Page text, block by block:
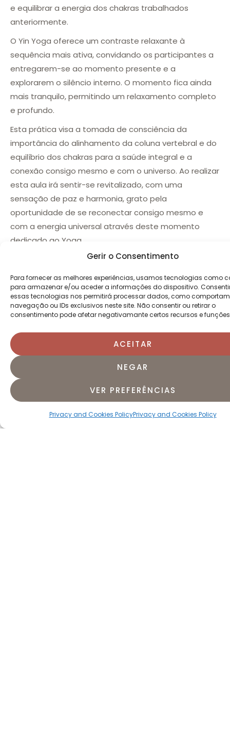
Gerir o Consentimento
Para fornecer as melhores experiências, usamos tecnologias como
para armazenar e/ou aceder a informações do dispositivo.
essas tecnologias nos permitirá processar dados, como
navegação ou IDs exclusivos neste site. Não consentir ou retirar o
consentimento pode afetar negativamante certos recursos e
ACEITAR
NEGAR
VER PREFERÊNCIAS
Privacy and Cookies PolicyPrivacy and Cookies Policy
e equilibrar a energia dos chakras trabalhados
anteriormente.
O Yin Yoga oferece um contraste relaxante à
sequência mais ativa, convidando os participantes a
entregarem-se ao momento presente e a
explorarem o silêncio interno. O momento fica ainda
mais tranquilo, permitindo um relaxamento completo
e profundo.
Esta prática visa a tomada de consciência da
importância do alinhamento da coluna vertebral e do
equilíbrio dos chakras para a saúde integral e a
conexão consigo mesmo e com o universo. Ao realizar
esta aula irá sentir-se revitalizado, com uma
sensação de paz e harmonia, grato pela
oportunidade de se reconectar consigo mesmo e
com a energia universal através deste momento
dedicado ao Yoga.
YOGA FLOW